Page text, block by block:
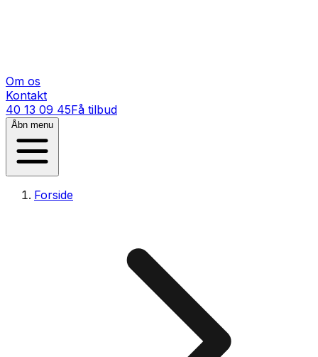
Om os
Kontakt
40 13 09 45Få tilbud
Åbn menu
Forside